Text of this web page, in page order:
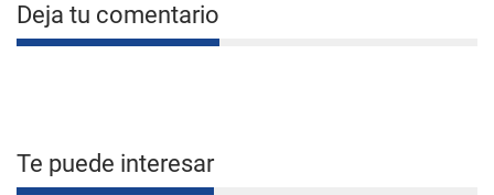
Deja tu comentario
Te puede interesar